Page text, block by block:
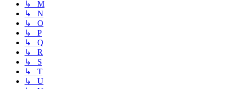
↳ M
↳ N
↳ O
↳ P
↳ Q
↳ R
↳ S
↳ T
↳ U